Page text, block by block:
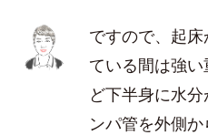
ですので、起
ている間は強
ど下半身に水
ンパ管を外側